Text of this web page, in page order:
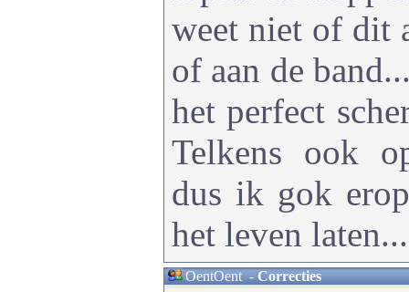
weet niet of dit
of aan de
het perfect
Telkens ook
dus ik gok
het leven laten...
OentOent-Correcties